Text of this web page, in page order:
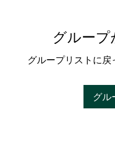
グルー
グループリストに
グル